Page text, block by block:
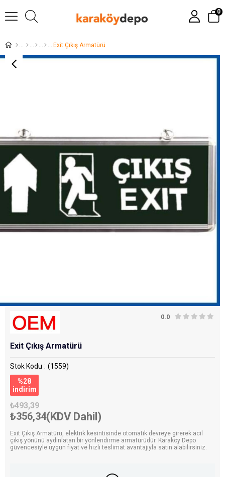
0
Exit Çıkış Armatürü
0.0
Exit Çıkış Armatürü
Stok Kodu
(1559)
%28
i̇ndirim
₺493,39
₺356,34(KDV Dahil)
Exit Çıkış Armatürü, elektrik kesintisinde otomatik devreye girerek acil
çıkış yönünü aydınlatan bir yönlendirme armatürüdür. Karaköy Depo
güvencesiyle uygun fiyat ve hızlı teslimat avantajıyla satın alabilirsiniz.